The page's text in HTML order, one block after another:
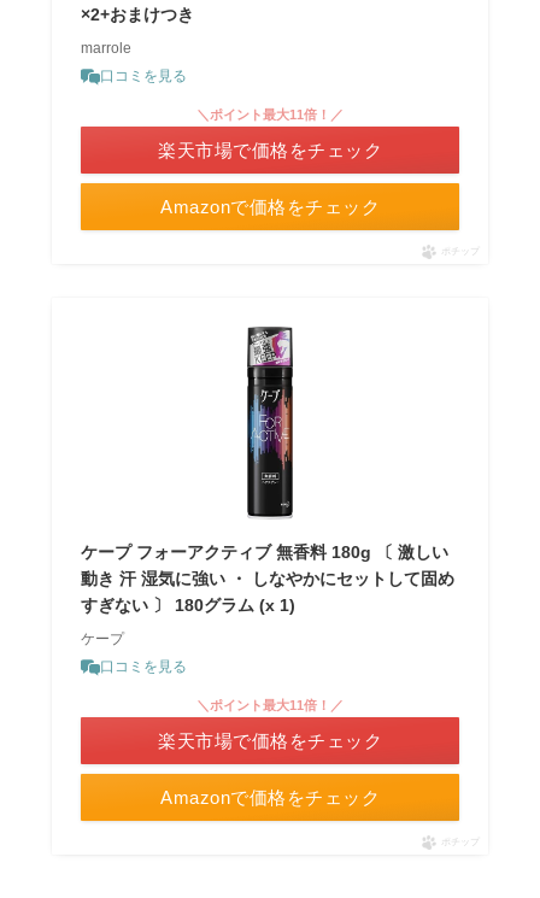
×2+おまけつき
marrole
口コミを見る
Amazonで価格をチェック
＼ポイント最大11倍！／
楽天市場で価格をチェック
ポチップ
ケープ フォーアクティブ 無香料 180g 〔 激しい
動き 汗 湿気に強い ・ しなやかにセットして固め
すぎない 〕 180グラム (x 1)
ケープ
口コミを見る
Amazonで価格をチェック
＼ポイント最大11倍！／
楽天市場で価格をチェック
ポチップ